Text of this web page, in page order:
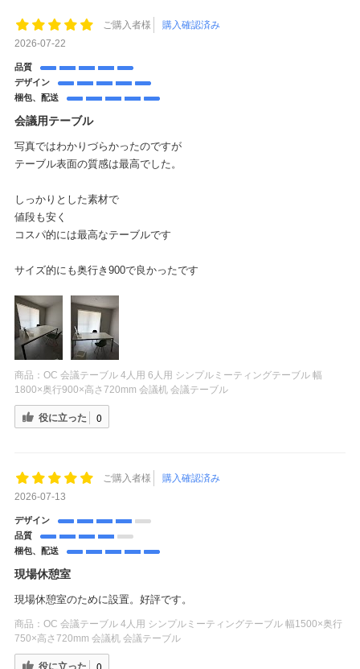
ご購入者様
購入確認済み
2026-07-22
品質
デザイン
梱包、配送
会議用テーブル
写真ではわかりづらかったのですが
テーブル表面の質感は最高でした。
しっかりとした素材で
値段も安く
コスパ的には最高なテーブルです
サイズ的にも奥行き900で良かったです
商品： OC 会議テーブル 4人用 6人用 シンプルミーティングテーブル 幅
1800×奥行900×高さ720mm 会議机 会議テーブル
役に立った 0
ご購入者様
購入確認済み
2026-07-13
デザイン
品質
梱包、配送
現場休憩室
現場休憩室のために設置。好評です。
商品： OC 会議テーブル 4人用 シンプルミーティングテーブル 幅1500×奥行
750×高さ720mm 会議机 会議テーブル
役に立った 0